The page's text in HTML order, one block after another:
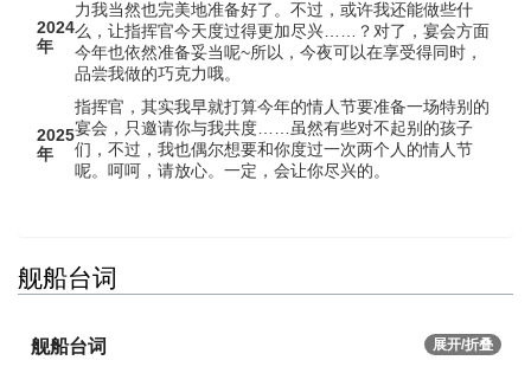
2024
年
力我当然也完美地准备好了。不过，或许我还能做些什
么，让指挥官今天度过得更加尽兴……？对了，宴会方面
今年也依然准备妥当呢~所以，今夜可以在享受得同时，
品尝我做的巧克力哦。
2025
年
指挥官，其实我早就打算今年的情人节要准备一场特别的
宴会，只邀请你与我共度……虽然有些对不起别的孩子
们，不过，我也偶尔想要和你度过一次两个人的情人节
呢。呵呵，请放心。一定，会让你尽兴的。
舰船台词
舰船台词 展开/折叠